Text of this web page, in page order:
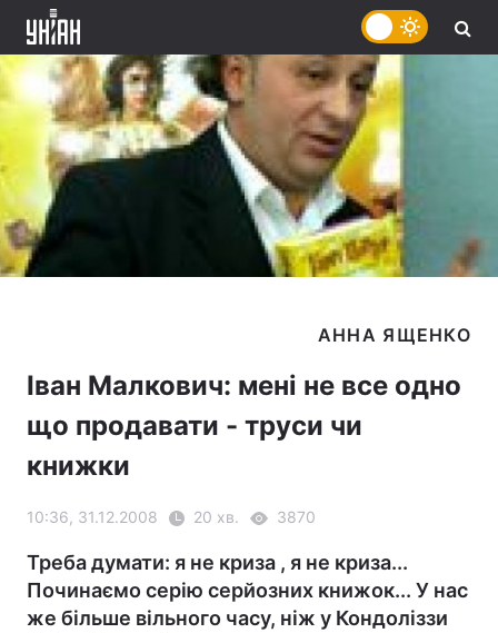
Іван Малкович: мені не все одно
що продавати - труси чи
книжки
10:36, 31.12.2008 20 хв. 3870
Треба думати: я не криза , я не криза...
Починаємо серію серйозних книжок... У нас
же більше вільного часу, ніж у Кондоліззи